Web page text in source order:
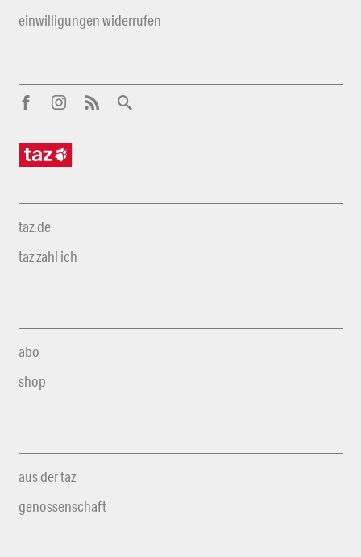
einwilligungen widerrufen
taz.de
taz zahl ich
abo
shop
aus der taz
genossenschaft